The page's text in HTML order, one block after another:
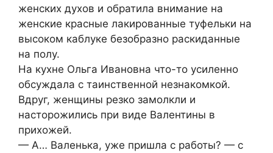
женских духов и обратила внимание на
женские красные лакированные туфельки на
высоком каблуке безобразно раскиданные
на полу.
На кухне Ольга Ивановна что-то усиленно
обсуждала с таинственной незнакомкой.
Вдруг, женщины резко замолкли и
насторожились при виде Валентины в
прихожей.
— А… Валенька, уже пришла с работы? — с